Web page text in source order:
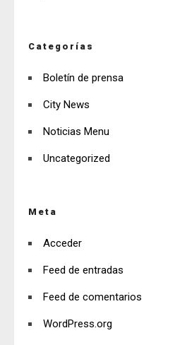
Categorías
Boletín de prensa
City News
Noticias Menu
Uncategorized
Meta
Acceder
Feed de entradas
Feed de comentarios
WordPress.org